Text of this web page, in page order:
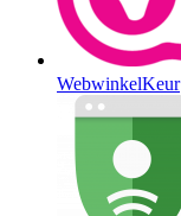
WebwinkelKeur